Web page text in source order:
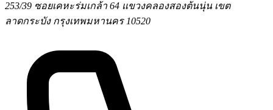
253/39 ซอยเคหะร่มเกล้า 64 แขวงคลองสองต้นนุ่น เขต
ลาดกระบัง กรุงเทพมหานคร 10520